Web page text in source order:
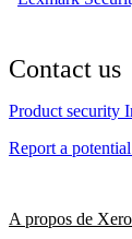
Contact us
Product security
Report a
A propos de